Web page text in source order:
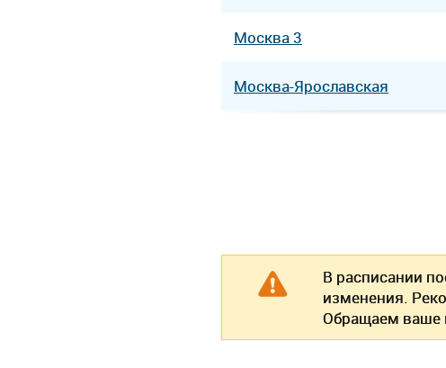
Москва 3
Москва-Ярославская
В расписании
изменения.
Обращаем ваше